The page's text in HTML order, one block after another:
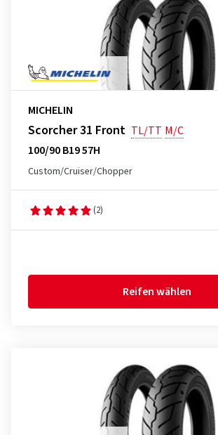
MICHELIN
Scorcher 31 Front TL/TT M/C
100/90 B19 57H
Custom/Cruiser/Chopper
(2)
Reifen wählen